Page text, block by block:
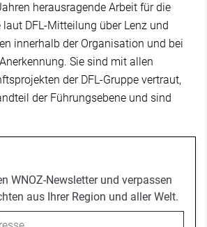
herausragende Arbeit für die
laut DFL-Mitteilung über Lenz und
innerhalb der Organisation und bei
Sie sind mit allen
der DFL-Gruppe vertraut,
der Führungsebene und sind
WNOZ-Newsletter und verpassen
aus Ihrer Region und aller Welt.